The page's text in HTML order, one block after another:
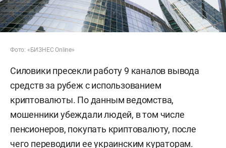
Фото: «БИЗНЕС Online»
Силовики пресекли работу 9 каналов вывода
средств за рубеж с использованием
криптовалюты. По данным ведомства,
мошенники убеждали людей, в том числе
пенсионеров, покупать криптовалюту, после
чего переводили ее украинским кураторам.